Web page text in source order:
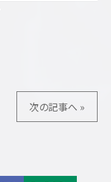
次の記事へ »